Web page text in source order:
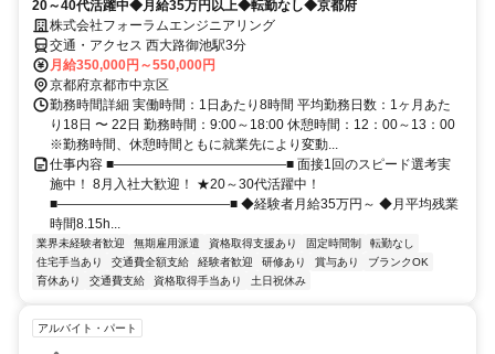
20～40代活躍中◆月給35万円以上◆転勤なし◆京都府
株式会社フォーラムエンジニアリング
交通・アクセス 西大路御池駅3分
月給350,000円～550,000円
京都府京都市中京区
勤務時間詳細 実働時間：1日あたり8時間 平均勤務日数：1ヶ月あた
り18日 〜 22日 勤務時間：9:00～18:00 休憩時間：12：00～13：00
※勤務時間、休憩時間ともに就業先により変動...
仕事内容 ■―――――――――――――■ 面接1回のスピード選考実
施中！ 8月入社大歓迎！ ★20～30代活躍中！
■―――――――――――――■ ◆経験者月給35万円～ ◆月平均残業
時間8.15h...
業界未経験者歓迎 無期雇用派遣 資格取得支援あり 固定時間制
転勤なし
住宅手当あり
交通費全額支給 経験者歓迎 研修あり 賞与あり
ブランクOK
育休あり
交通費支給 資格取得手当あり 土日祝休み
アルバイト・パート